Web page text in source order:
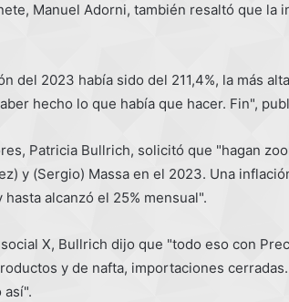
Manuel Adorni, también resaltó que la
del 2023 había sido del 211,4%, la más
hecho lo que había que hacer. Fin",
Patricia Bullrich, solicitó que "hagan
y (Sergio) Massa en el 2023. Una
alcanzó el 25% mensual".
X, Bullrich dijo que "todo eso con
y de nafta, importaciones
así".